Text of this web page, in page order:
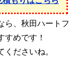
ら、秋田ハートフ
すめです！
ださいね。